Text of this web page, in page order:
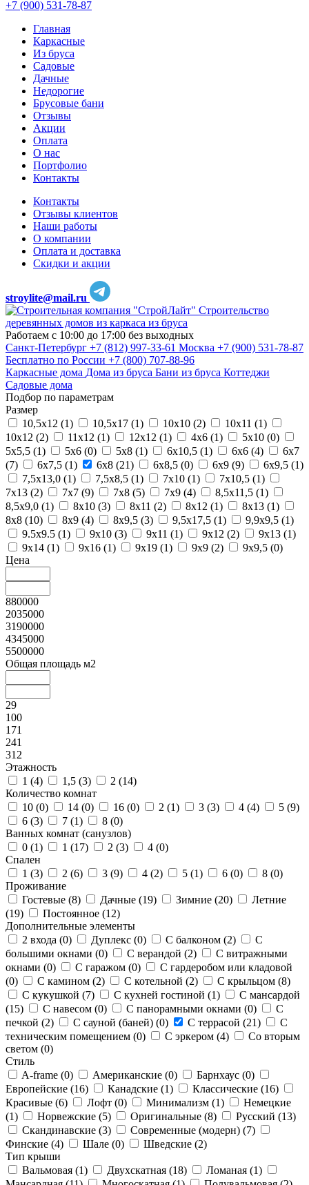
+7 (900) 531-78-87
Главная
Каркасные
Из бруса
Садовые
Дачные
Недорогие
Брусовые бани
Отзывы
Акции
Оплата
О нас
Портфолио
Контакты
Контакты
Отзывы клиентов
Наши работы
О компании
Оплата и доставка
Скидки и акции
stroylite@mail.ru
Строительство
деревянных домов из каркаса из бруса
Работаем с 10:00 до 17:00 без выходных
Санкт-Петербург +7 (812) 997-33-61 Москва +7 (900) 531-78-87
Бесплатно по России +7 (800) 707-88-96
Каркасные дома Дома из бруса Бани из бруса Коттеджи
Садовые дома
Подбор по параметрам
Размер
10,5х12 (1) 10,5х17 (1) 10х10 (2) 10х11 (1)
10х12 (2) 11х12 (1) 12х12 (1) 4х6 (1) 5х10 (0)
5х5,5 (1) 5х6 (0) 5х8 (1) 6х10,5 (1) 6х6 (4)
6х7
(7) 6х7,5 (1) 6х8 (21) 6х8,5 (0) 6х9 (9) 6х9,5 (1)
7,5х13,0 (1) 7,5х8,5 (1) 7х10 (1) 7х10,5 (1)
7х13 (2) 7х7 (9) 7х8 (5) 7х9 (4) 8,5х11,5 (1)
8,5х9,0 (1) 8х10 (3) 8х11 (2) 8х12 (1) 8х13 (1)
8х8 (10) 8х9 (4) 8х9,5 (3) 9,5х17,5 (1) 9,9х9,5 (1)
9.5х9.5 (1) 9х10 (3) 9х11 (1) 9х12 (2) 9х13 (1)
9х14 (1) 9х16 (1) 9х19 (1) 9х9 (2) 9х9,5 (0)
Цена
880000
2035000
3190000
4345000
5500000
Общая площадь м2
29
100
171
241
312
Этажность
1 (4) 1,5 (3) 2 (14)
Количество комнат
10 (0) 14 (0) 16 (0) 2 (1) 3 (3) 4 (4) 5 (9)
6 (3) 7 (1) 8 (0)
Ванных комнат (санузлов)
0 (1) 1 (17) 2 (3) 4 (0)
Спален
1 (3) 2 (6) 3 (9) 4 (2) 5 (1) 6 (0) 8 (0)
Проживание
Гостевые (8) Дачные (19) Зимние (20)
Летние
(19) Постоянное (12)
Дополнительные элементы
2 входа (0) Дуплекс (0) С балконом (2)
С
большими окнами (0) С верандой (2)
С витражными
окнами (0) С гаражом (0)
С гардеробом или кладовой
(0) С камином (2) С котельной (2) С крыльцом (8)
С кукушкой (7) С кухней гостиной (1)
С мансардой
(15) С навесом (0) С панорамными окнами (0)
С
печкой (2) С сауной (баней) (0) С террасой (21)
С
техническим помещением (0) С эркером (4)
Со вторым
светом (0)
Стиль
A-frame (0) Американские (0) Барнхаус (0)
Европейские (16) Канадские (1) Классические (16)
Красивые (6) Лофт (0) Минимализм (1)
Немецкие
(1) Норвежские (5) Оригинальные (8) Русский (13)
Скандинавские (3) Современные (модерн) (7)
Финские (4) Шале (0) Шведские (2)
Тип крыши
Вальмовая (1) Двухскатная (18) Ломаная (1)